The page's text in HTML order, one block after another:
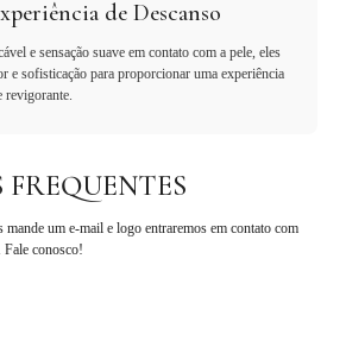
de Descanso
e sensação suave em contato com a pele, eles
e sofisticação para proporcionar uma experiência
revigorante.
FREQUENTES
um e-mail e logo entraremos em contato com
conosco!